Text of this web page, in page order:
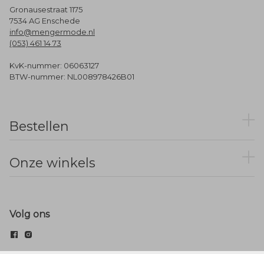
Gronausestraat 1175
7534 AG Enschede
info@mengermode.nl
(053) 461 14 73
KvK-nummer: 06063127
BTW-nummer: NL008978426B01
Bestellen
Onze winkels
Volg ons